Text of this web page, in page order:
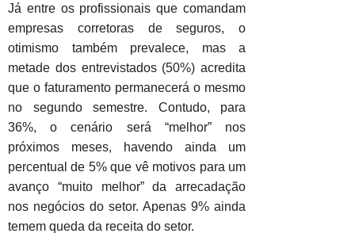
Já entre os profissionais que comandam
empresas corretoras de seguros, o
otimismo também prevalece, mas a
metade dos entrevistados (50%) acredita
que o faturamento permanecerá o mesmo
no segundo semestre. Contudo, para
36%, o cenário será “melhor” nos
próximos meses, havendo ainda um
percentual de 5% que vê motivos para um
avanço “muito melhor” da arrecadação
nos negócios do setor. Apenas 9% ainda
temem queda da receita do setor.